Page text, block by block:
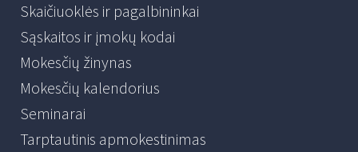
Skaičiuoklės ir pagalbininkai
Sąskaitos ir įmokų kodai
Mokesčių žinynas
Mokesčių kalendorius
Seminarai
Tarptautinis apmokestinimas